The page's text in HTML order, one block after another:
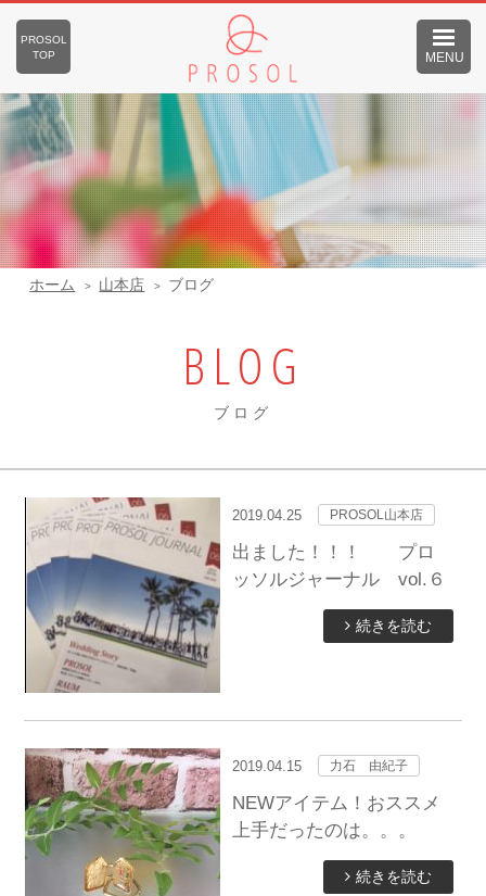
MENU
PROSOL
TOP
ホーム 山本店 ブログ
BLOG
ブログ
2019.04.25 PROSOL山本店
出ました！！！ プロ
ッソルジャーナル vol.６
続きを読む
2019.04.15 力石 由紀子
NEWアイテム！おススメ
上手だったのは。。。
続きを読む